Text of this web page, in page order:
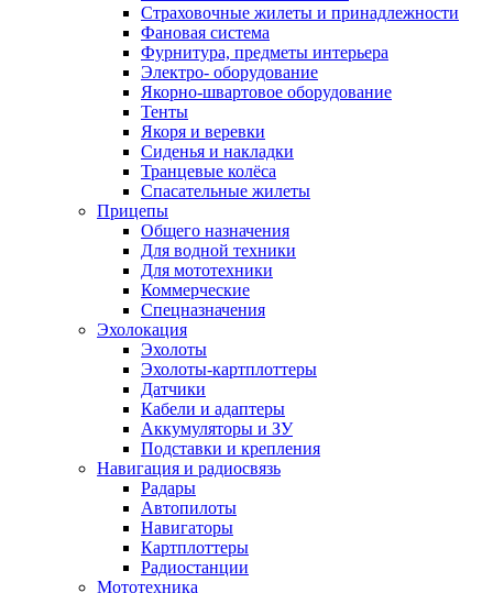
Страховочные жилеты и принадлежности
Фановая система
Фурнитура, предметы интерьера
Электро- оборудование
Якорно-швартовое оборудование
Тенты
Якоря и веревки
Сиденья и накладки
Транцевые колёса
Спасательные жилеты
Прицепы
Общего назначения
Для водной техники
Для мототехники
Коммерческие
Спецназначения
Эхолокация
Эхолоты
Эхолоты-картплоттеры
Датчики
Кабели и адаптеры
Аккумуляторы и ЗУ
Подставки и крепления
Навигация и радиосвязь
Радары
Автопилоты
Навигаторы
Картплоттеры
Радиостанции
Мототехника